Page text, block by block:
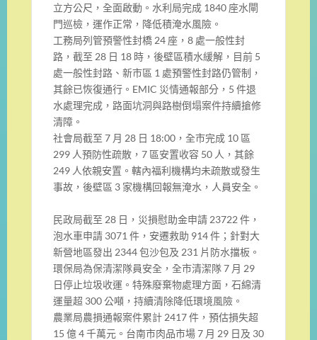
立方公尺，全面啟動。水利局完成 1840 座水閘
門巡檢，運作正常，降低積淹水風險。
工務局列管預警性封橋 24 座，8 處一般性封
路，截至 28 日 18 時，後壁區積水緩解，目前 5
處一般性封路、新市區 1 處預警性封路仍管制，
其餘已恢復通行。EMIC 災情通報部分，5 件退
水處理完成，路面坑洞與路樹倒塌案件持續搶修
清障。
社會局截至 7 月 28 日 18:00，全市完成 10 區
299 人預防性疏散，7 區安置收容 50 人，其餘
249 人依親安置。轄內福利機構均未疏散或發生
事故，後壁區 3 家機構回報無淹水，人員安全。
民政局截至 28 日，災損慰助金申請 23722 件，
泡水車申請 3071 件，安遷救助 914 件；針對大
新營地區發出 2344 包沙包及 231 片防水擋板。
環保局為保清潔隊員安全，全市清潔隊 7 月 29
日停止垃圾收運。特殊廢棄物處理方面，石綿清
運量超 300 公噸，持續清除降低環境風險。
農業局農損通報案件累計 2417 件，預估損失超
15 億 4 千萬元。台南市肉品市場 7 月 29 日及 30